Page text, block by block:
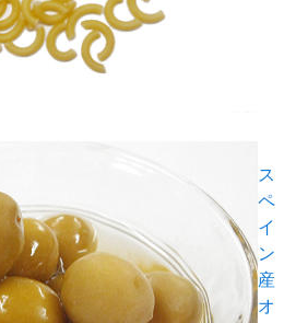
ス
ペ
イ
ン
産
オ